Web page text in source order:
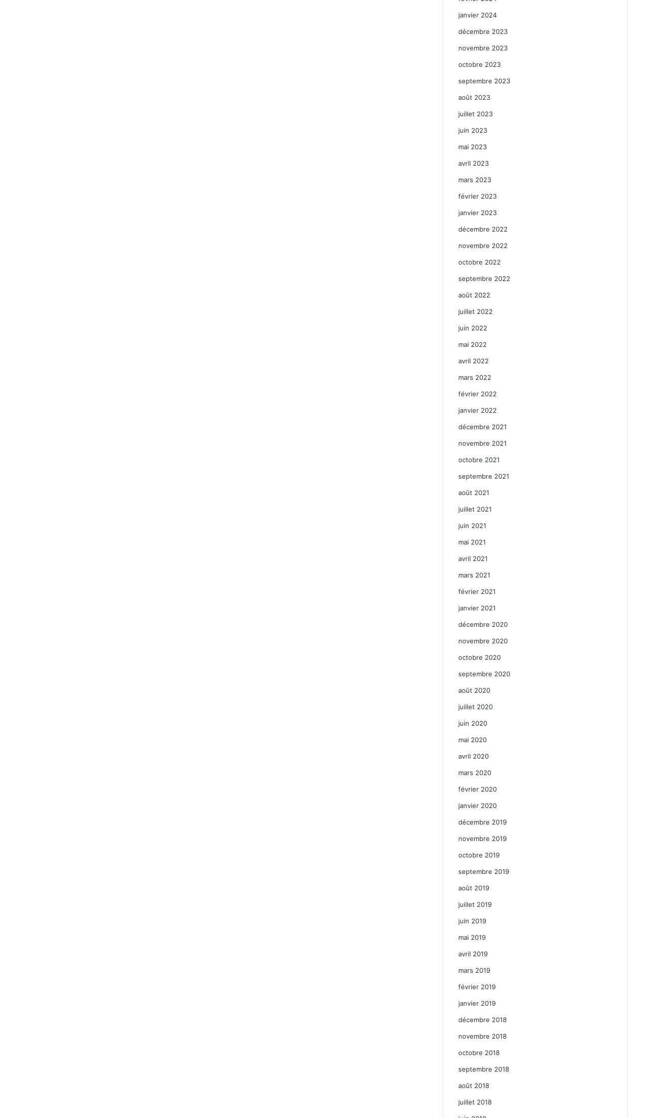
janvier 2024
décembre 2023
novembre 2023
octobre 2023
septembre 2023
août 2023
juillet 2023
juin 2023
mai 2023
avril 2023
mars 2023
février 2023
janvier 2023
décembre 2022
novembre 2022
octobre 2022
septembre 2022
août 2022
juillet 2022
juin 2022
mai 2022
avril 2022
mars 2022
février 2022
janvier 2022
décembre 2021
novembre 2021
octobre 2021
septembre 2021
août 2021
juillet 2021
juin 2021
mai 2021
avril 2021
mars 2021
février 2021
janvier 2021
décembre 2020
novembre 2020
octobre 2020
septembre 2020
août 2020
juillet 2020
juin 2020
mai 2020
avril 2020
mars 2020
février 2020
janvier 2020
décembre 2019
novembre 2019
octobre 2019
septembre 2019
août 2019
juillet 2019
juin 2019
mai 2019
avril 2019
mars 2019
février 2019
janvier 2019
décembre 2018
novembre 2018
octobre 2018
septembre 2018
août 2018
juillet 2018